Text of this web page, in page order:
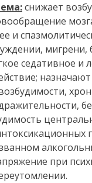
снижает
и
мигрени,
седативное и
при